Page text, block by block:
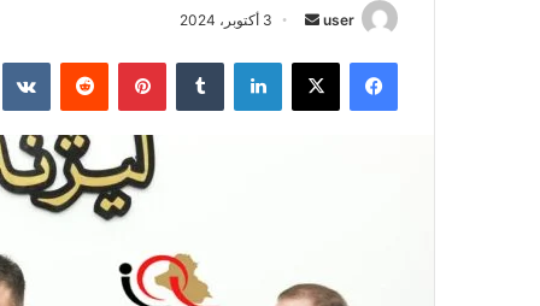
user
أرسل 3 أكتوبر، 2024
فيسبوك ‫X لينكدإن بينتيريست